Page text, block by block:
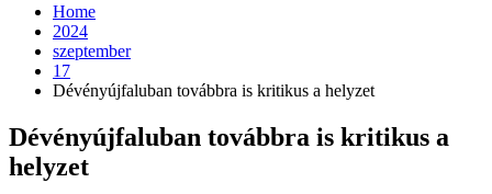
Home
2024
szeptember
17
Dévényújfaluban továbbra is kritikus a helyzet
Dévényújfaluban továbbra is kritikus a
helyzet